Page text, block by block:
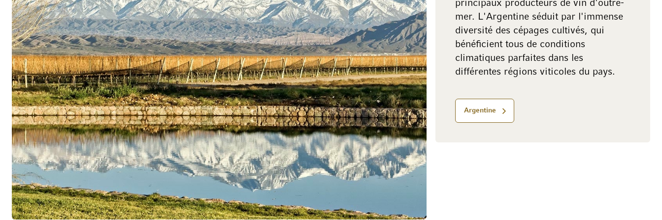
journées chaudes et les nuits fraîches marquent les raisins et favorisent le
développement de la couleur et de l’acidité.
Les vignobles sont situés à environ 1 200 mètres d’altitude et sont cultivés à la
manière d’un grand vin de Bordeaux. Grâce à leur exposition sud et sud-ouest,
les vignes bénéficient d’un ensoleillement optimal, tandis que la densité de
plantation élevée assure de l’ombre et un équilibre naturel. Des mesures telles
que l’éclaircissage régulier de la canopée, les vendanges en vert, la réduction
des rendements et la récolte manuelle garantissent une qualité optimale dès le
vignoble. Aujourd’hui, quatre des sept familles fondatrices d’origine constituent
le cœur du projet : Bodega Monteviejo, Cuvelier Los Andes, Bodega DiamAndes
et Bodega Rolland. Elles sont toutes liées par un seul et unique vin: le Clos de los
Siete.
principaux producteurs de vin d'outre-
mer. L'Argentine séduit par l'immense
diversité des cépages cultivés, qui
bénéficient tous de conditions
climatiques parfaites dans les
différentes régions viticoles du pays.
Argentine